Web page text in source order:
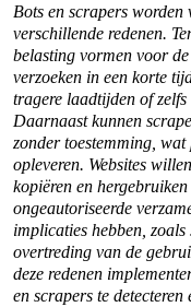
Bots en scrapers worden
verschillende redenen.
belasting vormen voor
verzoeken in een korte
tragere laadtijden of
Daarnaast kunnen
zonder toestemming,
opleveren. Websites
kopiëren en
ongeautoriseerde
implicaties hebben,
overtreding van de
deze redenen
en scrapers te detecteren